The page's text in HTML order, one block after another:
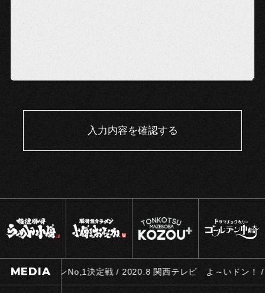
入力内容を確認する
MEDIA
世界ラーメンNo,1決定戦 / 2020.8 関西テレビ よ～いドン